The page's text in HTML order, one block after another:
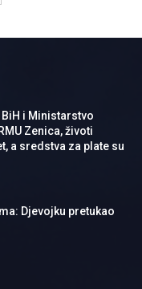
i Ministarstvo
Zenica, životi
a sredstva za plate su
Djevojku pretukao